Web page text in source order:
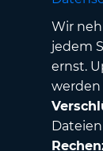
Wir
jedem
ernst.